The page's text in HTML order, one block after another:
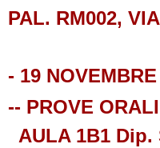
PAL. RM002,
- 19 NOVEMBRE
-- PROVE
AULA 1B1 Dip.